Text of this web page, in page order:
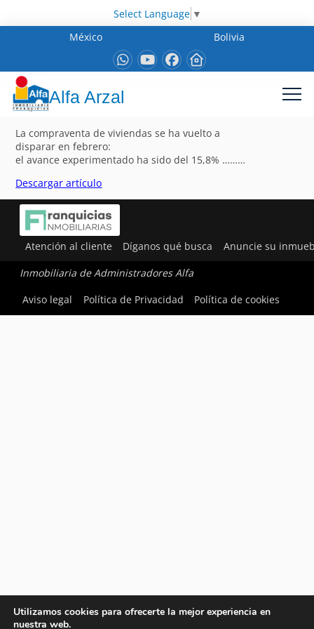
Select Language ▼
México
Bolivia
Alfa Arzal
La compraventa de viviendas se ha vuelto a
disparar en febrero:
el avance experimentado ha sido del 15,8% ………
Descargar artículo
Atención al cliente Díganos qué busca Anuncie su
Inmobiliaria de Administradores Alfa
Aviso legal
Política de Privacidad Política de cookies
Utilizamos cookies para ofrecerte la mejor experiencia en
nuestra web.